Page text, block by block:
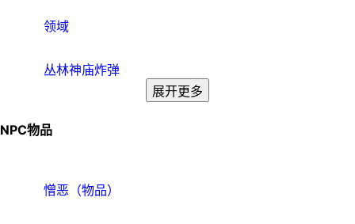
领域
丛林神庙炸弹
展开更多
NPC物品
憎恶（物品）